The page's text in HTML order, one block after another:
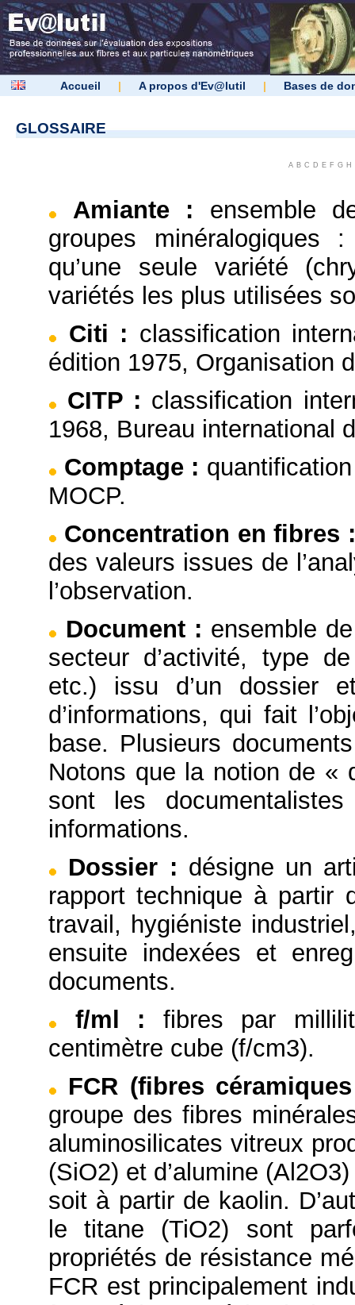
Accueil | A propos d'Ev@lutil | Bases de
GLOSSAIRE
A B C D E F G H
Amiante:
ensemble
groupes minéralogiques
qu’une seule variété
variétés les plus utilisées
Citi : classification
édition 1975, Organisation
CITP : classification
1968, Bureau international
Comptage :
MOCP.
Concentration en fibres :
des valeurs issues de
l’observation.
Document : ensemble
secteur d’activité, type
etc.) issu d’un dossier
d’informations, qui fait
base. Plusieurs
Notons que la notion de «
sont les
informations.
Dossier : désigne un
rapport technique à partir
travail, hygiéniste
ensuite indexées et
documents.
f/ml :
fibres par
centimètre cube (f/cm3).
FCR (fibres
groupe des fibres
aluminosilicates vitreux
(SiO2) et d’alumine
soit à partir de kaolin.
le titane (TiO2) sont
propriétés de résistance
FCR est principalement